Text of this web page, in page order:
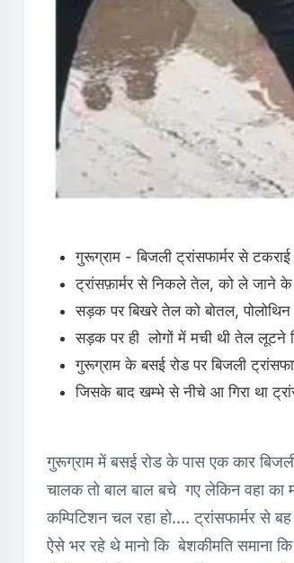
गुरूग्राम - बिजली ट्रांसफार्मर से टकराई
ट्रांसफ़ार्मर से निकले तेल, को ले जाने के
सड़क पर बिखरे तेल को बोतल,
सड़क पर ही लोगों में मची थी तेल लूटने
गुरूग्राम के बसई रोड पर बिजली
जिसके बाद खम्भे से नीचे आ गिरा था
गुरूग्राम में बसई रोड के पास एक कार
चालक तो बाल बाल बचे गए लेकिन वहा का
कम्पिटिशन चल रहा हो.... ट्रांसफार्मर
ऐसे भर रहे थे मानो कि बेशकीमति समाना